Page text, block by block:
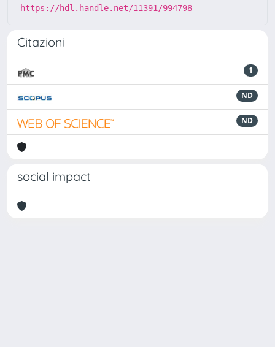
https://hdl.handle.net/11391/994798
Citazioni
1
ND
ND
social impact